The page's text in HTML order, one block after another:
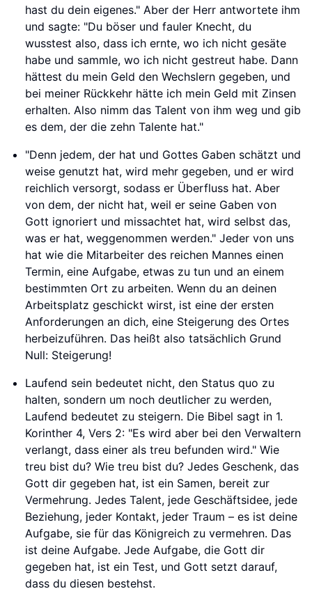
hast du dein eigenes." Aber der Herr antwortete ihm
und sagte: "Du böser und fauler Knecht, du
wusstest also, dass ich ernte, wo ich nicht gesäte
habe und sammle, wo ich nicht gestreut habe. Dann
hättest du mein Geld den Wechslern gegeben, und
bei meiner Rückkehr hätte ich mein Geld mit Zinsen
erhalten. Also nimm das Talent von ihm weg und gib
es dem, der die zehn Talente hat."
"Denn jedem, der hat und Gottes Gaben schätzt und
weise genutzt hat, wird mehr gegeben, und er wird
reichlich versorgt, sodass er Überfluss hat. Aber
von dem, der nicht hat, weil er seine Gaben von
Gott ignoriert und missachtet hat, wird selbst das,
was er hat, weggenommen werden." Jeder von uns
hat wie die Mitarbeiter des reichen Mannes einen
Termin, eine Aufgabe, etwas zu tun und an einem
bestimmten Ort zu arbeiten. Wenn du an deinen
Arbeitsplatz geschickt wirst, ist eine der ersten
Anforderungen an dich, eine Steigerung des Ortes
herbeizuführen. Das heißt also tatsächlich Grund
Null: Steigerung!
Laufend sein bedeutet nicht, den Status quo zu
halten, sondern um noch deutlicher zu werden,
Laufend bedeutet zu steigern. Die Bibel sagt in 1.
Korinther 4, Vers 2: "Es wird aber bei den Verwaltern
verlangt, dass einer als treu befunden wird." Wie
treu bist du? Wie treu bist du? Jedes Geschenk, das
Gott dir gegeben hat, ist ein Samen, bereit zur
Vermehrung. Jedes Talent, jede Geschäftsidee, jede
Beziehung, jeder Kontakt, jeder Traum – es ist deine
Aufgabe, sie für das Königreich zu vermehren. Das
ist deine Aufgabe. Jede Aufgabe, die Gott dir
gegeben hat, ist ein Test, und Gott setzt darauf,
dass du diesen bestehst.